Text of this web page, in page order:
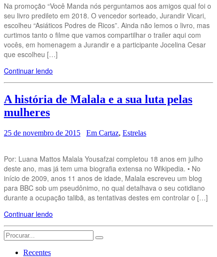
Na promoção “Você Manda nós perguntamos aos amigos qual foi o
seu livro predileto em 2018. O vencedor sorteado, Jurandir Vicari,
escolheu “Asiáticos Podres de Ricos”. Ainda não lemos o livro, mas
curtimos tanto o filme que vamos compartilhar o trailer aqui com
vocês, em homenagem a Jurandir e a participante Jocelina Cesar
que escolheu […]
Continuar lendo
A história de Malala e a sua luta pelas
mulheres
25 de novembro de 2015 Em Cartaz, Estrelas
Por: Luana Mattos Malala Yousafzai completou 18 anos em julho
deste ano, mas já tem uma biografia extensa no Wikipedia. • No
início de 2009, anos 11 anos de idade, Malala escreveu um blog
para BBC sob um pseudônimo, no qual detalhava o seu cotidiano
durante a ocupação talibã, as tentativas destes em controlar o […]
Continuar lendo
Search
for:
Recentes